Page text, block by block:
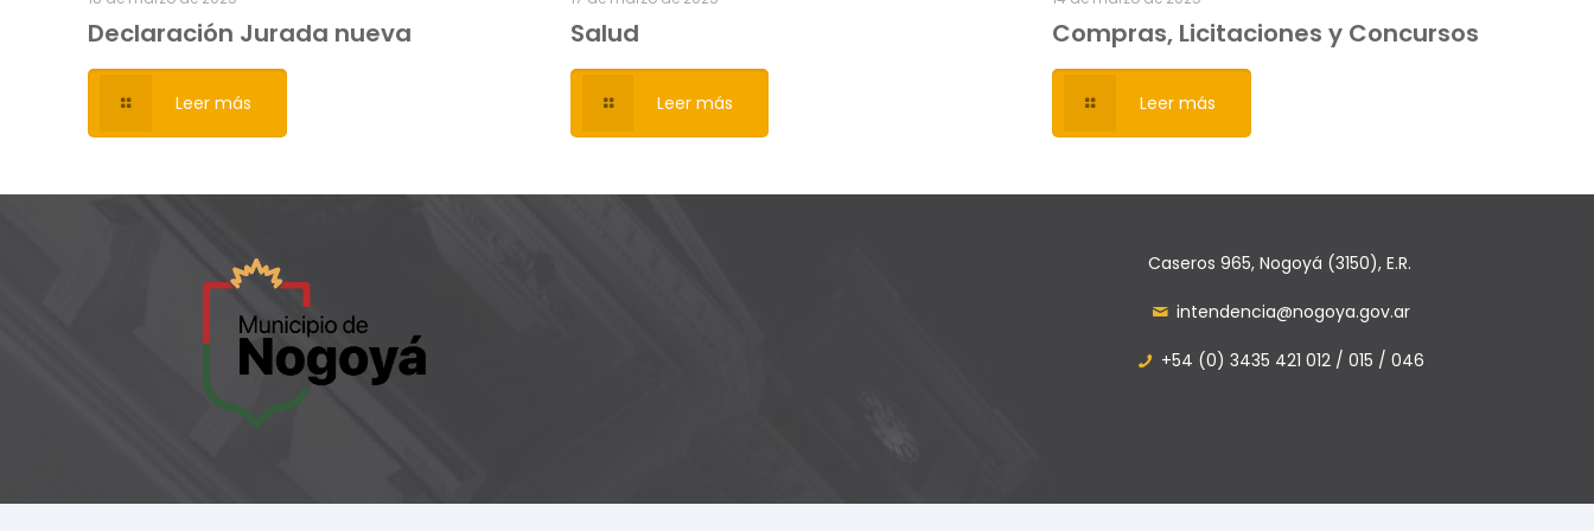
Declaración Jurada nueva
Leer más
Salud
Leer más
Compras, Licitaciones y Concursos
Leer más
Caseros 965, Nogoyá (3150), E.R.
intendencia@nogoya.gov.ar
+54 (0) 3435 421 012 / 015 / 046